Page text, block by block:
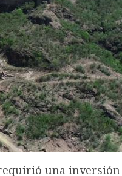
una inversión